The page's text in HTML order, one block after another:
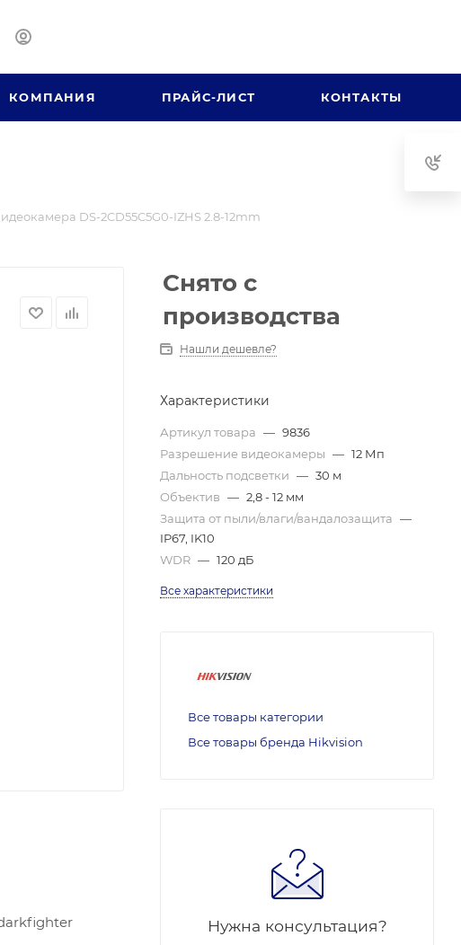
КОМПАНИЯ ПРАЙС-ЛИСТ КОНТАКТЫ
DS-2CD55C5G0-IZHS 2.8-12mm
Снято с
производства
Нашли дешевле?
Характеристики
Артикул товара — 9836
Разрешение видеокамеры — 12 Мп
Дальность подсветки — 30 м
Объектив — 2,8 - 12 мм
Защита от пыли/влаги/вандалозащита —
IP67, IK10
WDR — 120 дБ
Все характеристики
Все товары категории
Все товары бренда Hikvision
Нужна консультация?